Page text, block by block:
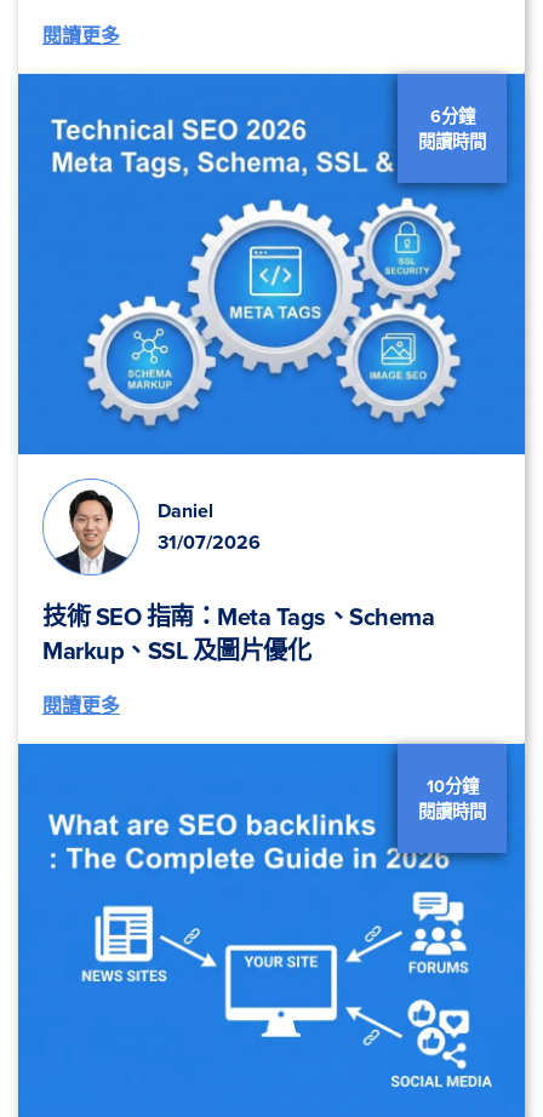
閱讀更多
6分鐘
閱讀時間
Daniel
31/07/2026
技術 SEO 指南：Meta Tags、Schema
Markup、SSL 及圖片優化
閱讀更多
10分鐘
閱讀時間